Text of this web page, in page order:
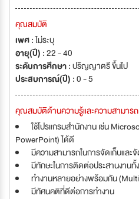
คุณสมบัติ
เพศ :ไม่ระบุ
อายุ(ปี) :22 - 40
ระดับการศึกษา :ปริญญาตรี ขึ้นไป
ประสบการณ์(ปี) :0 - 5
คุณสมบัติด้านความรู้และความสามารถ
ใช้โปรแกรมสำนักงาน เช่น
PowerPoint) ได้ดี
มีความสามารถในการจัดเก็บและ
มีทักษะในการติดต่อประสานงาน
ทำงานหลายอย่างพร้อมกัน
มีทัศนคติที่ดีต่อการทำงาน